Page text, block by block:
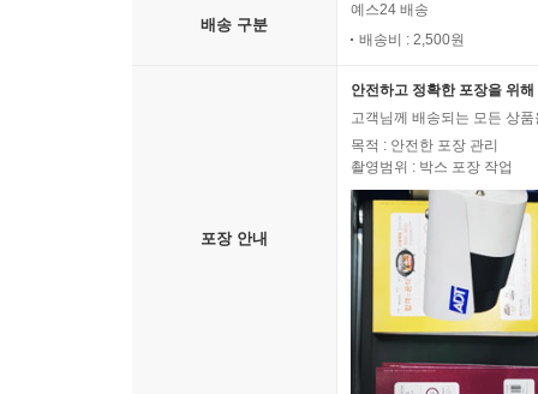
배송 구분
예스24 배송
배송비 : 2,500원
포장 안내
안전하고 정확한 포장을 위
고객님께 배송되는 모든 상
목적 : 안전한 포장 관리
촬영범위 : 박스 포장 작업